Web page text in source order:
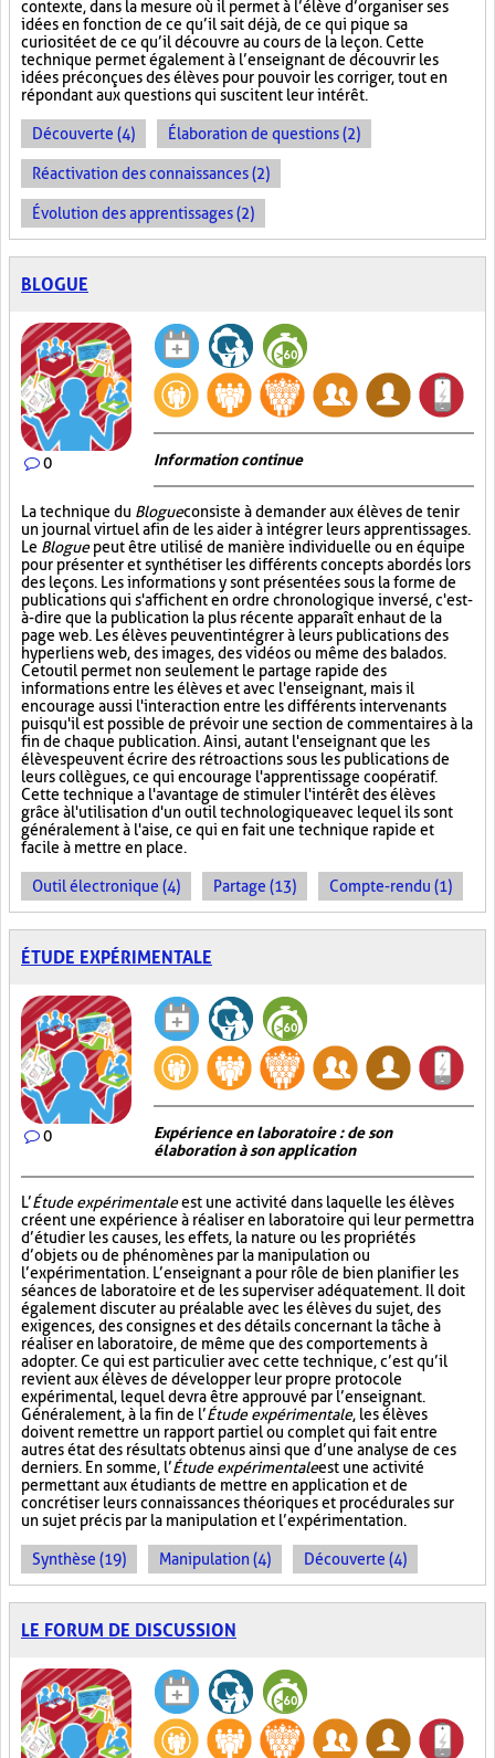
contexte, dans la mesure où il permet à l’élève d’organiser ses
idées en fonction de ce qu’il sait déjà, de ce qui pique sa
curiosité et de ce qu’il découvre au cours de la leçon. Cette
technique permet également à l’enseignant de découvrir les
idées préconçues des élèves pour pouvoir les corriger, tout en
répondant aux questions qui suscitent leur intérêt.
Découverte (4) Élaboration de questions (2)
Réactivation des connaissances (2)
Évolution des apprentissages (2)
BLOGUE
0 Information continue
La technique du Blogueconsiste à demander aux élèves de tenir
un journal virtuel afin de les aider à intégrer leurs apprentissages.
Le Bloguepeut être utilisé de manière individuelle ou en équipe
pour présenter et synthétiser les différents concepts abordés lors
des leçons. Les informations y sont présentées sous la forme de
publications qui s'affichent en ordre chronologique inversé, c'est-
à-dire que la publication la plus récente apparaît en haut de la
page web. Les élèves peuvent intégrer à leurs publications des
hyperliens web, des images, des vidéos ou même des balados.
Cet outil permet non seulement le partage rapide des
informations entre les élèves et avec l'enseignant, mais il
encourage aussi l'interaction entre les différents intervenants
puisqu'il est possible de prévoir une section de commentaires à la
fin de chaque publication. Ainsi, autant l'enseignant que les
élèves peuvent écrire des rétroactions sous les publications de
leurs collègues, ce qui encourage l'apprentissage coopératif.
Cette technique a l'avantage de stimuler l'intérêt des élèves
grâce à l'utilisation d'un outil technologique avec lequel ils sont
généralement à l'aise, ce qui en fait une technique rapide et
facile à mettre en place.
Outil électronique (4) Partage (13) Compte-rendu (1)
ÉTUDE EXPÉRIMENTALE
0
Expérience en laboratoire : de son
élaboration à son application
L’Étude expérimentaleest une activité dans laquelle les élèves
créent une expérience à réaliser en laboratoire qui leur permettra
d’étudier les causes, les effets, la nature ou les propriétés
d’objets ou de phénomènes par la manipulation ou
l’expérimentation. L’enseignant a pour rôle de bien planifier les
séances de laboratoire et de les superviser adéquatement. Il doit
également discuter au préalable avec les élèves du sujet, des
exigences, des consignes et des détails concernant la tâche à
réaliser en laboratoire, de même que des comportements à
adopter. Ce qui est particulier avec cette technique, c’est qu’il
revient aux élèves de développer leur propre protocole
expérimental, lequel devra être approuvé par l’enseignant.
Généralement, à la fin de l’Étude expérimentale, les élèves
doivent remettre un rapport partiel ou complet qui fait entre
autres état des résultats obtenus ainsi que d’une analyse de ces
derniers. En somme, l’Étude expérimentaleest une activité
permettant aux étudiants de mettre en application et de
concrétiser leurs connaissances théoriques et procédurales sur
un sujet précis par la manipulation et l’expérimentation.
Synthèse (19) Manipulation (4) Découverte (4)
LE FORUM DE DISCUSSION